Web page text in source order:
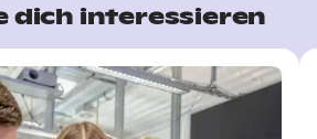
dich interessieren